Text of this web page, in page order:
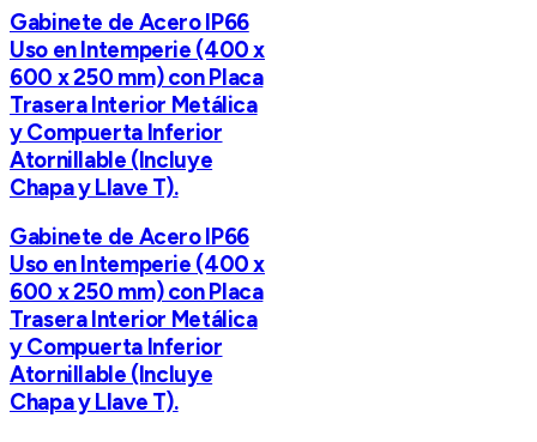
Gabinete de Acero IP66
Uso en Intemperie (400 x
600 x 250 mm) con Placa
Trasera Interior Metálica
y Compuerta Inferior
Atornillable (Incluye
Chapa y Llave T).
Gabinete de Acero IP66
Uso en Intemperie (400 x
600 x 250 mm) con Placa
Trasera Interior Metálica
y Compuerta Inferior
Atornillable (Incluye
Chapa y Llave T).